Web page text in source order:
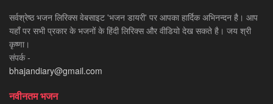
सर्वश्रेष्ठ भजन लिरिक्स वेबसाइट 'भजन डायरी' पर आपका हार्दिक अभिनन्दन है। आप
यहाँ पर सभी प्रकार के भजनों के हिंदी लिरिक्स और वीडियो देख सकते है। जय श्री
कृष्णा।
संपर्क -
bhajandiary@gmail.com
नवीनतम भजन